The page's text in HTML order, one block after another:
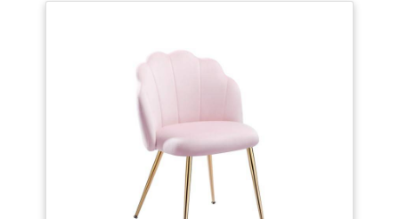
sa surface en velours matelassé
rose bonbon, ses pieds en
métal de couleur doré clair,
cette chaise rembourrée
apporte élégance et modernité à
votre intérieur 【MONTAGE
FACILE】Seulement 2 étapes
sont nécessaires. Il suffit de
serrer les 5 vis et vous aurez
une chaise en quelques
minutes. Cela vous fait gagner
beaucoup de temps
【POLYVALENCE】La chaise
rayures, protègent le fauteuil et
offrons un remplacement